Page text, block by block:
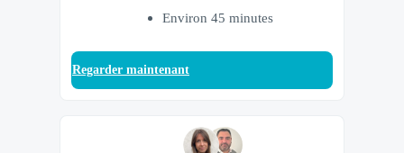
Environ 45 minutes
Regarder maintenant